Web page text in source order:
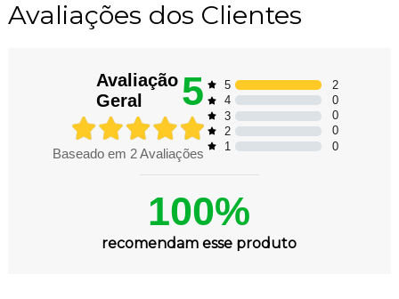
Avaliações dos Clientes
Avaliação
Geral
5
Baseado em 2Avaliações
5
2
4
0
3
0
2
0
1
0
100%
recomendam esse produto